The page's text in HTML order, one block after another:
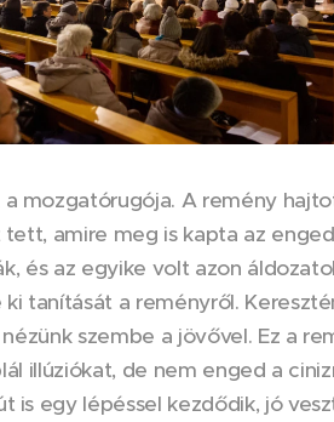
mozgatórugója. A remény
amire meg is kapta az
és az egyike volt azon
tanítását a reményről.
szembe a jövővel. Ez a
illúziókat, de nem enged a
is egy lépéssel kezdődik, jó